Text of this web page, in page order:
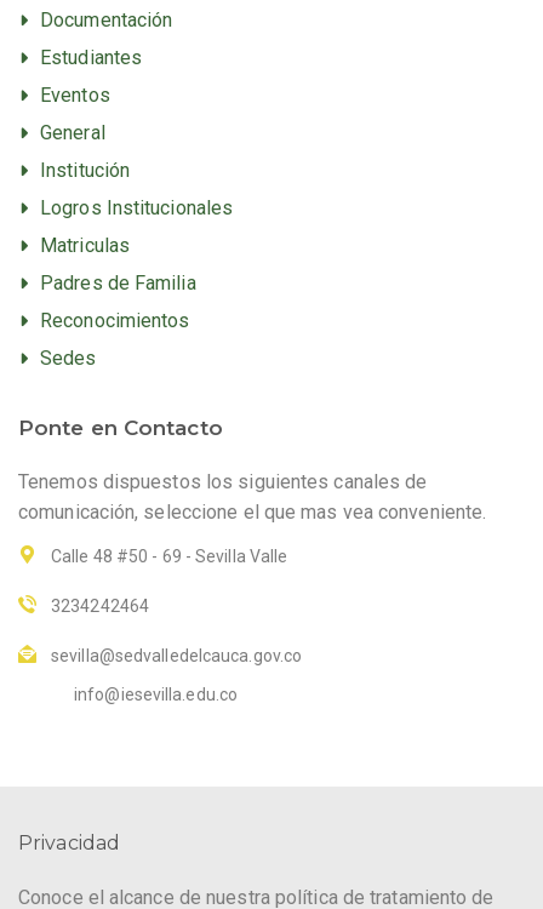
Documentación
Estudiantes
Eventos
General
Institución
Logros Institucionales
Matriculas
Padres de Familia
Reconocimientos
Sedes
Ponte en Contacto
Tenemos dispuestos los siguientes canales de
comunicación, seleccione el que mas vea conveniente.
Calle 48 #50 - 69 - Sevilla Valle
3234242464
sevilla@sedvalledelcauca.gov.co
info@iesevilla.edu.co
Privacidad
Conoce el alcance de nuestra política de tratamiento de